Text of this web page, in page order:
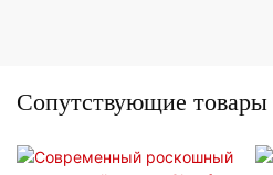
Сопутствующие товары